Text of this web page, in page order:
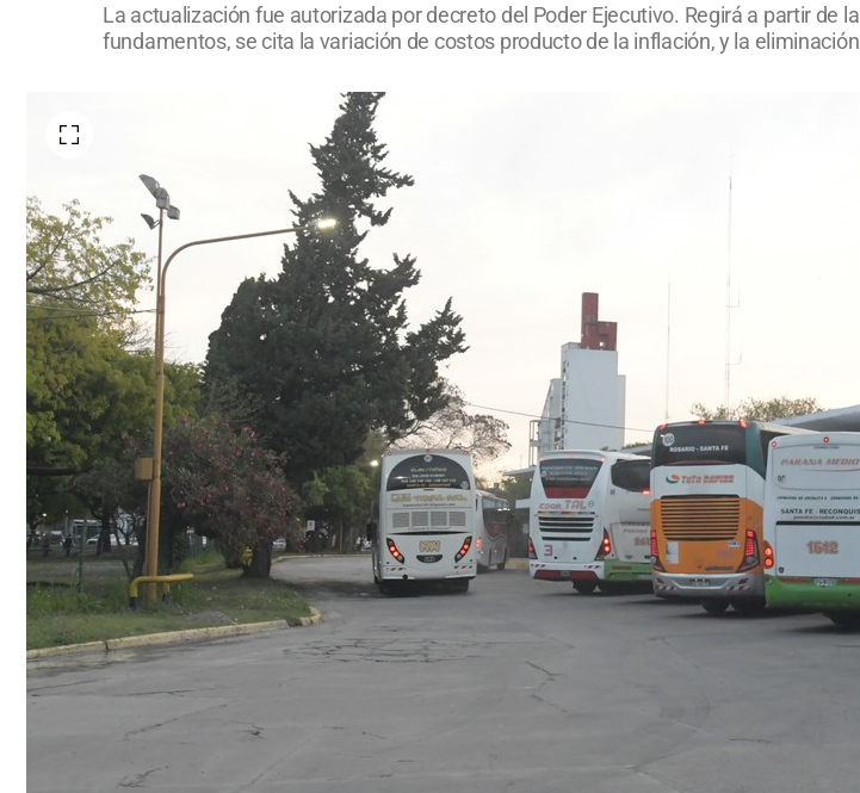
La actualización fue autorizada por decreto del Poder Ejecutivo. Regirá a partir de
fundamentos, se cita la variación de costos producto de la inflación, y la